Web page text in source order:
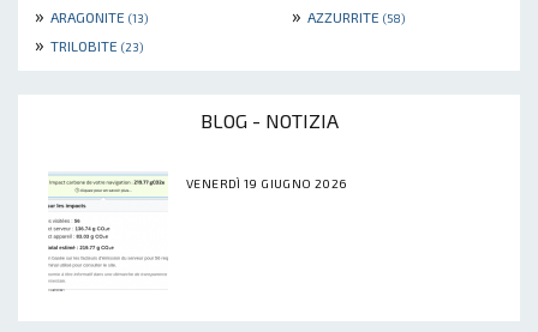
» ARAGONITE (13) » AZZURRITE (58)
» TRILOBITE (23)
BLOG - NOTIZIA
VENERDÌ 19 GIUGNO 2026